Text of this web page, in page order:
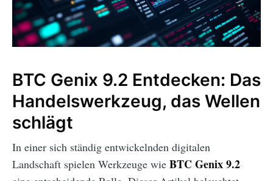
BTC Genix 9.2 Entdecken: Das
Handelswerkzeug, das Wellen
schlägt
In einer sich ständig entwickelnden digitalen
Landschaft spielen Werkzeuge wie BTC Genix 9.2